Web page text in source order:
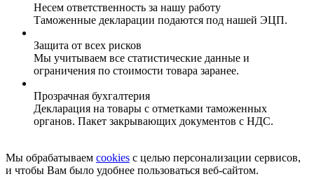
Несем ответственность за нашу работу
Таможенные декларации подаются под нашей ЭЦП.
Защита от всех рисков
Мы учитываем все статистические данные и
ограничения по стоимости товара заранее.
Прозрачная бухгалтерия
Декларация на товары с отметками таможенных
органов. Пакет закрывающих документов с НДС.
Мы обрабатываем cookies с целью персонализации сервисов,
и чтобы Вам было удобнее пользоваться веб-сайтом.